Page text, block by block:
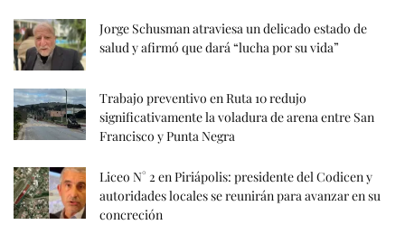
Jorge Schusman atraviesa un delicado estado de
salud y afirmó que dará “lucha por su vida”
Trabajo preventivo en Ruta 10 redujo
significativamente la voladura de arena entre San
Francisco y Punta Negra
Liceo N° 2 en Piriápolis: presidente del Codicen y
autoridades locales se reunirán para avanzar en su
concreción